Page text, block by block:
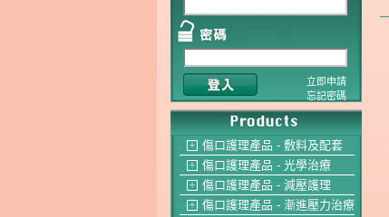
立即申請
忘記密碼
＋ 傷口護理產品 - 敷料及配套
＋ 傷口護理產品 - 光學治療
＋ 傷口護理產品 - 減壓護理
＋ 傷口護理產品 - 漸進壓力治療